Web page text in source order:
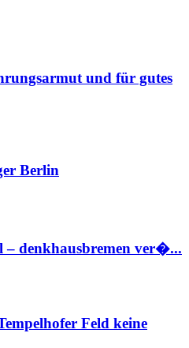
und für gutes
Berlin
– denkhausbremen ver�...
Feld keine